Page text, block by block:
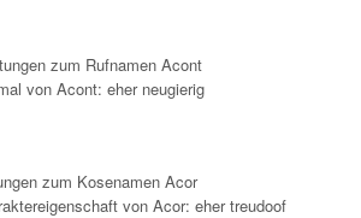
zum Rufnamen Acont
von Acont: eher neugierig
zum Kosenamen Acor
von Acor: eher treudoof